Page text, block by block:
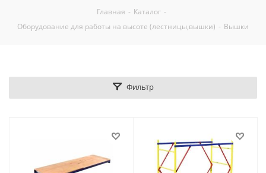
Главная - Каталог -
Оборудование для работы на высоте (лестницы,вышки) - Вышки
Фильтр